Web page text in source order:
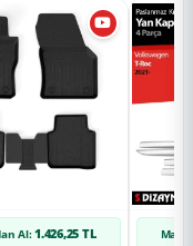
Al: 1.426,25 TL